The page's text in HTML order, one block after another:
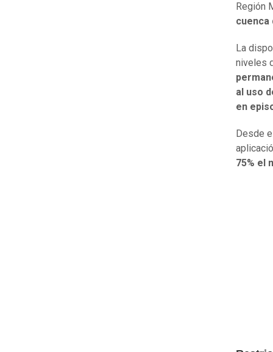
Región
cuenca
La
niveles
al uso
en
Desde
75% el